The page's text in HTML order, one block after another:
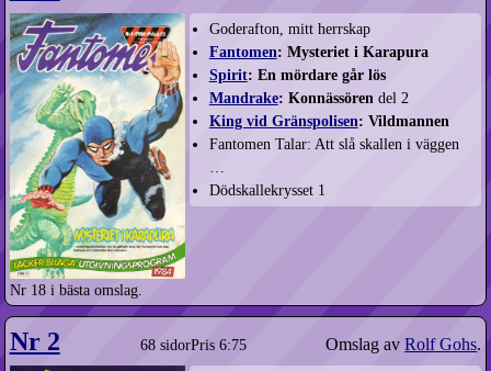
Nr 18 i bästa omslag.
Goderafton, mitt herrskap
Fantomen: Mysteriet i Karapura
Spirit: En mördare går lös
Mandrake: Konnässören del 2
King vid Gränspolisen: Vildmannen
Fantomen Talar: Att slå skallen i väggen
Dödskallekrysset 1
Nr 2 68 sidorPris 6:75 Omslag avRolf Gohs.